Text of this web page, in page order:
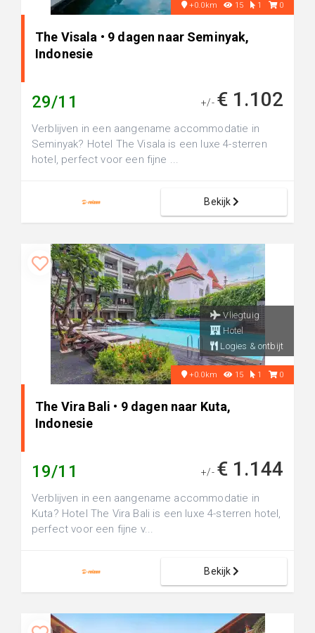
+0.0km 15 1 0
The Visala • 9 dagen naar Seminyak,
Indonesie
29/11 +/- € 1.102
Verblijven in een aangename accommodatie in
Seminyak? Hotel The Visala is een luxe 4-sterren
hotel, perfect voor een fijne ...
Bekijk
Vliegtuig
Hotel
Logies & ontbijt
+0.0km 15 1 0
The Vira Bali • 9 dagen naar Kuta,
Indonesie
19/11 +/- € 1.144
Verblijven in een aangename accommodatie in
Kuta? Hotel The Vira Bali is een luxe 4-sterren hotel,
perfect voor een fijne v...
Bekijk